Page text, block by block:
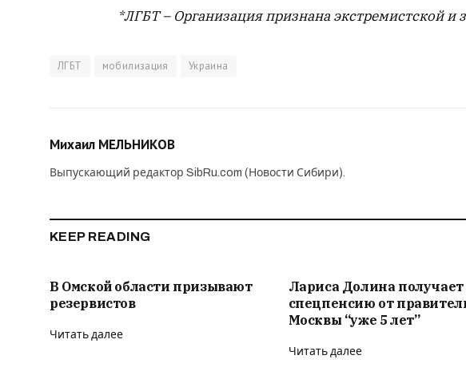
*ЛГБТ – Организация признана экстремистской и
ЛГБТ мобилизация Украина
Михаил МЕЛЬНИКОВ
Выпускающий редактор SibRu.com (Новости Сибири).
KEEP READING
В Омской области призывают
резервистов
Читать далее
Лариса Долина получает
спецпенсию от
Москвы “уже 5 лет”
Читать далее